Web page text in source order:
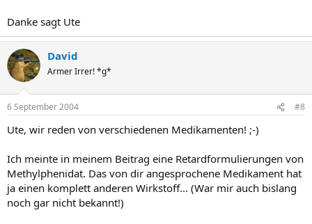
Danke sagt Ute
David
Armer Irrer! *g*
6 September 2004 #8
Ute, wir reden von verschiedenen Medikamenten! ;-)
Ich meinte in meinem Beitrag eine Retardformulierungen von
Methylphenidat. Das von dir angesprochene Medikament hat
ja einen komplett anderen Wirkstoff... (War mir auch bislang
noch gar nicht bekannt!)